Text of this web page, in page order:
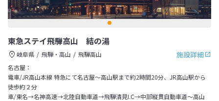
東急ステイ飛騨高山 結の湯
施設詳細
岐阜県 飛騨・高山
飛騨高山
名古屋：
電車/JR高山本線 特急にて名古屋～高山駅まで約2時間20分、JR高山駅から
徒歩約２分
車/東名→名神高速→北陸自動車道→飛騨清見I.C→中部縦貫自動車道～高山